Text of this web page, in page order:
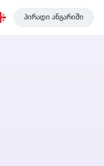
პირადი ანგარიში